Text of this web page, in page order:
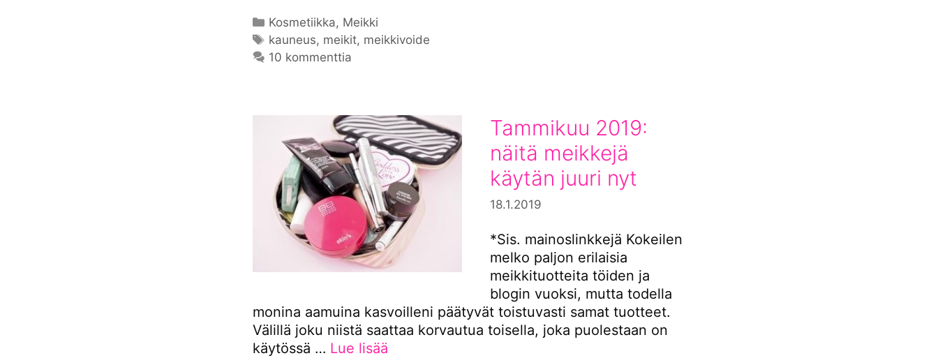
Kategoriat
Kosmetiikka, Meikki
Avainsanat
kauneus, meikit, meikkivoide
10 kommenttia
Tammikuu 2019:
näitä meikkejä
käytän juuri nyt
18.1.2019
*Sis. mainoslinkkejä Kokeilen
melko paljon erilaisia
meikkituotteita töiden ja
blogin vuoksi, mutta todella
monina aamuina kasvoilleni päätyvät toistuvasti samat tuotteet.
Välillä joku niistä saattaa korvautua toisella, joka puolestaan on
käytössä … Lue lisää